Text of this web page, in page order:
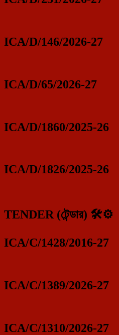
ICA/D/146/2026-27
ICA/D/65/2026-27
ICA/D/1860/2025-26
ICA/D/1826/2025-26
TENDER (টেন্ডার) 🛠️⚙️
ICA/C/1428/2016-27
ICA/C/1389/2026-27
ICA/C/1310/2026-27